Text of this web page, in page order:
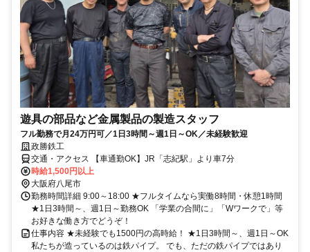
遊具の部品など金属製品の製造スタッフ
フル勤務で月24万円可／1日3時間～週1日～OK／未経験歓迎
政勝鉄工
交通・アクセス 【車通勤OK】JR「志紀駅」より車7分
時給1,500円以上
大阪府八尾市
勤務時間詳細 9:00～18:00 ★フルタイムなら実働8時間・休憩1時間
★1日3時間～、週1日～勤務OK 「学業の合間に」「Wワークで」等
お好きな働き方でどうぞ！
仕事内容 ★未経験でも1500円の高時給！ ★1日3時間～、週1日～OK
私たちが造っているのは鉄パイプ。 でも、ただの鉄パイプではあり